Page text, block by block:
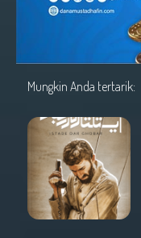
Mungkin Anda tertarik: